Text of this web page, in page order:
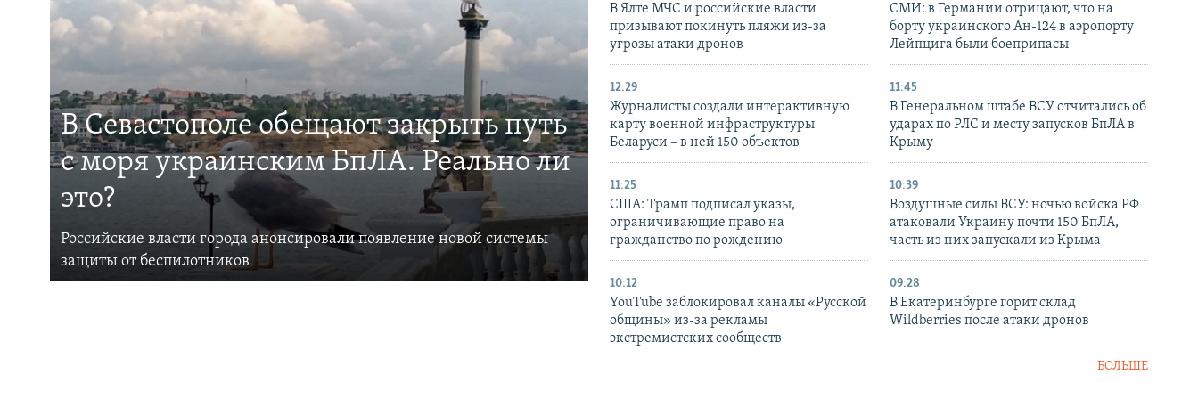
В Севастополе обещают закрыть путь
с моря украинским БпЛА. Реально ли
это?
Российские власти города анонсировали появление новой системы
защиты от беспилотников
В Ялте МЧС и российские власти
призывают покинуть пляжи из-за
угрозы атаки дронов
СМИ: в Германии отрицают, что на
борту украинского Ан-124 в аэропорту
Лейпцига были боеприпасы
12:29
Журналисты создали интерактивную
карту военной инфраструктуры
Беларуси – в ней 150 объектов
11:45
В Генеральном штабе ВСУ отчитались об
ударах по РЛС и месту запусков БпЛА в
Крыму
11:25
США: Трамп подписал указы,
ограничивающие право на
гражданство по рождению
10:39
Воздушные силы ВСУ: ночью войска РФ
атаковали Украину почти 150 БпЛА,
часть из них запускали из Крыма
10:12
YouTube заблокировал каналы «Русской
общины» из-за рекламы
экстремистских сообществ
09:28
В Екатеринбурге горит склад
Wildberries после атаки дронов
БОЛЬШЕ